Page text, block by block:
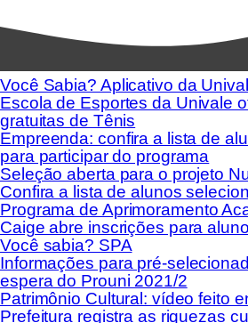
Você Sabia? Aplicativo da
Escola de Esportes da Univale
gratuitas de Tênis
Empreenda: confira a lista de
para participar do programa
Seleção aberta para o projeto
Confira a lista de alunos
Programa de Aprimoramento
Caige abre inscrições para
Você sabia? SPA
Informações para pré-
espera do Prouni 2021/2
Patrimônio Cultural: vídeo feito
Prefeitura registra as riquezas